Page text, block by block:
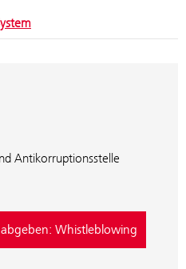
Antikorruptionsstelle
Whistleblowing